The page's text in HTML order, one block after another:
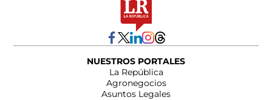
NUESTROS PORTALES
La República
Agronegocios
Asuntos Legales